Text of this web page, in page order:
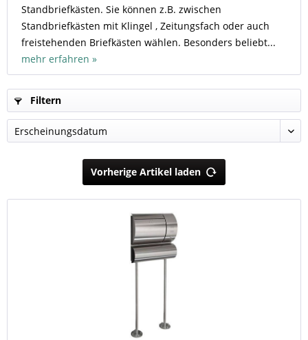
Standbriefkästen. Sie können z.B. zwischen
Standbriefkästen mit Klingel , Zeitungsfach oder auch
freistehenden Briefkästen wählen. Besonders beliebt...
mehr erfahren »
Filtern
Vorherige Artikel laden